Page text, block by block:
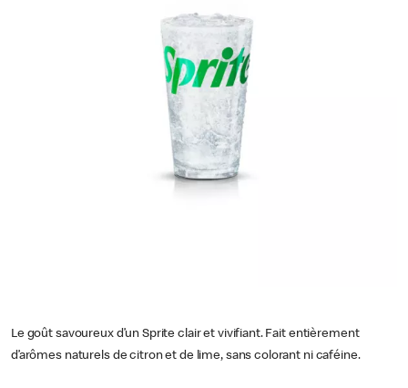
Le goût savoureux d’un Sprite clair et vivifiant. Fait entièrement
d’arômes naturels de citron et de lime, sans colorant ni caféine.